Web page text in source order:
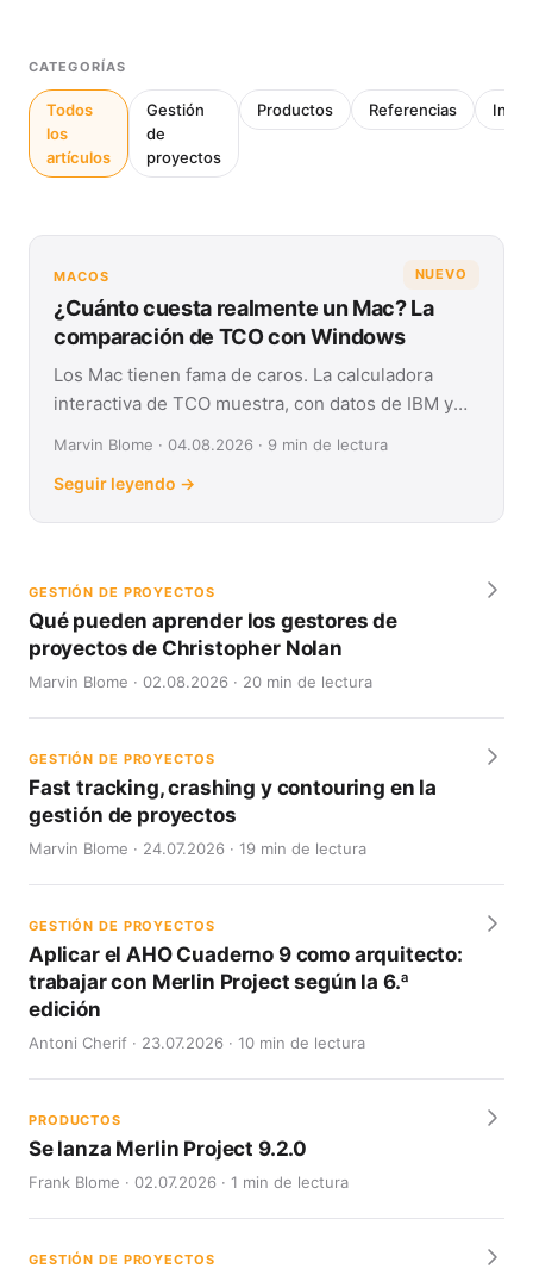
CATEGORÍAS
Todos
los
artículos
Gestión
de
proyectos
Productos Referencias
NUEVO
MACOS
¿Cuánto cuesta realmente un Mac? La
comparación de TCO con Windows
Los Mac tienen fama de caros. La calculadora
interactiva de TCO muestra, con datos de IBM y
Marvin Blome · 04.08.2026 · 9 min de lectura
Seguir leyendo →
GESTIÓN DE PROYECTOS
Qué pueden aprender los gestores de
proyectos de Christopher Nolan
Marvin Blome · 02.08.2026 · 20 min de lectura
GESTIÓN DE PROYECTOS
Fast tracking, crashing y contouring en la
gestión de proyectos
Marvin Blome · 24.07.2026 · 19 min de lectura
GESTIÓN DE PROYECTOS
Aplicar el AHO Cuaderno 9 como arquitecto:
trabajar con Merlin Project según la 6.ª
edición
Antoni Cherif · 23.07.2026 · 10 min de lectura
PRODUCTOS
Se lanza Merlin Project 9.2.0
Frank Blome · 02.07.2026 · 1 min de lectura
GESTIÓN DE PROYECTOS